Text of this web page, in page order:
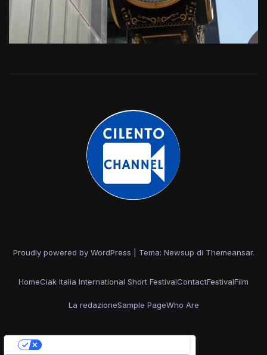
Proudly powered by WordPress Tema: Newsup di Themeansar.
HomeCiak Italia International Short FestivalContactFestivalFilm
La redazioneSample PageWho Are